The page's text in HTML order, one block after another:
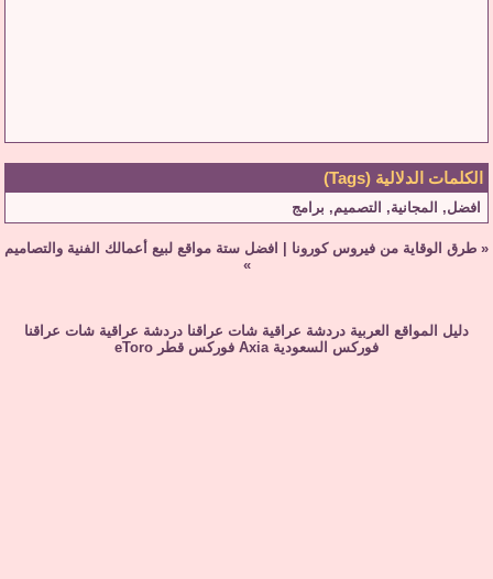
الكلمات الدلالية (Tags)
افضل, المجانية, التصميم, برامج
« طرق الوقاية من فيروس كورونا
افضل ستة مواقع لبيع أعمالك الفنية والتصاميم
»
دليل المواقع العربية دردشة عراقية شات عراقنا دردشة عراقية شات عراقنا
فوركس السعودية Axia فوركس قطر eToro